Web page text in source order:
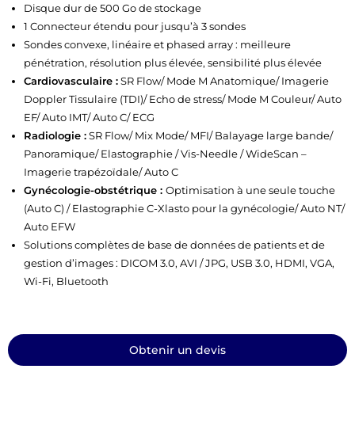
Disque dur de 500 Go de stockage
1 Connecteur étendu pour jusqu’à 3 sondes
Sondes convexe, linéaire et phased array : meilleure
pénétration, résolution plus élevée, sensibilité plus élevée
Cardiovasculaire :SR Flow/ Mode M Anatomique/ Imagerie
Doppler Tissulaire (TDI)/ Echo de stress/ Mode M Couleur/ Auto
EF/ Auto IMT/ Auto C/ ECG
Radiologie :SR Flow/ Mix Mode/ MFI/ Balayage large bande/
Panoramique/ Elastographie / Vis-Needle / WideScan –
Imagerie trapézoïdale/ Auto C
Gynécologie-obstétrique : Optimisation à une seule touche
(Auto C) / Elastographie C-Xlasto pour la gynécologie/ Auto NT/
Auto EFW
Solutions complètes de base de données de patients et de
gestion d’images : DICOM 3.0, AVI / JPG, USB 3.0, HDMI, VGA,
Wi-Fi, Bluetooth
Obtenir un devis